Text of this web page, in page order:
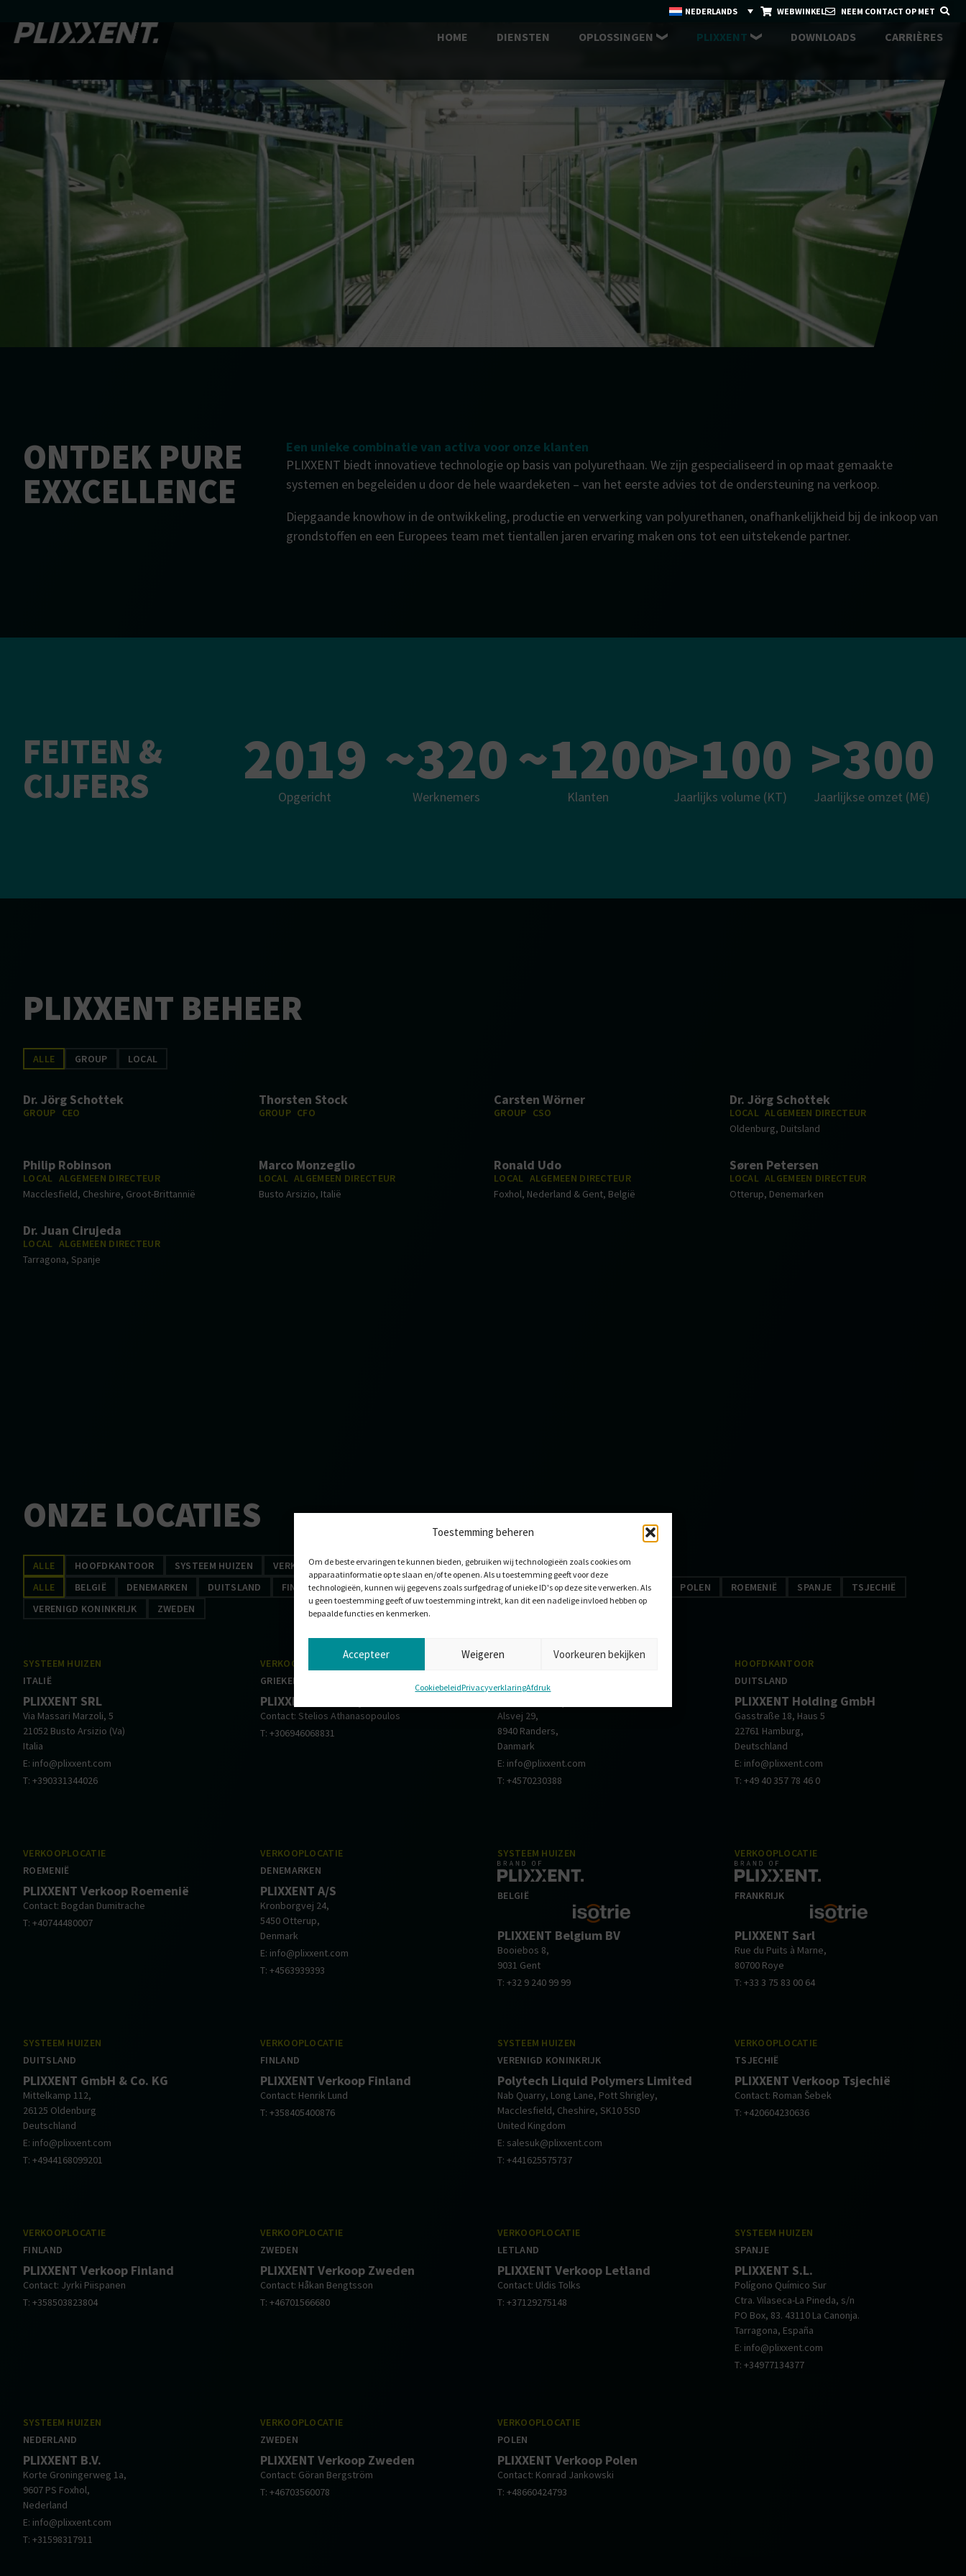
Toestemming beheren
Om de beste ervaringen te kunnen bieden, gebruiken wij technologieën zoals cookies om
apparaatinformatie op te slaan en/of te openen. Als u toestemming geeft voor deze
technologieën, kunnen wij gegevens zoals surfgedrag of unieke ID's op deze site verwerken. Als
u geen toestemming geeft of uw toestemming intrekt, kan dit een nadelige invloed hebben op
bepaalde functies en kenmerken.
Accepteer Weigeren Voorkeuren bekijken
CookiebeleidPrivacyverklaringAfdruk
NEDERLANDS WEBWINKEL NEEM CONTACT OP MET
HOME DIENSTEN OPLOSSINGEN PLIXXENT DOWNLOADS CARRIÈRES
ONTDEK PURE
EXXCELLENCE
Een unieke combinatie van activa voor onze klanten
PLIXXENT biedt innovatieve technologie op basis van polyurethaan. We zijn gespecialiseerd in op maat gemaakte
systemen en begeleiden u door de hele waardeketen – van het eerste advies tot de ondersteuning na verkoop.
Diepgaande knowhow in de ontwikkeling, productie en verwerking van polyurethanen, onafhankelijkheid bij de inkoop van
grondstoffen en een Europees team met tientallen jaren ervaring maken ons tot een uitstekende partner.
FEITEN &
CIJFERS
Opgericht
2019
Werknemers
~320
Klanten
~1200
Jaarlijks volume (KT)
>100
Jaarlijkse omzet (M€)
>300
PLIXXENT BEHEER
GROUP LOCAL
ALLE
Dr. Jörg Schottek
GROUP CEO
Thorsten Stock
GROUP CFO
Carsten Wörner
GROUP CSO
Dr. Jörg Schottek
LOCAL ALGEMEEN DIRECTEUR
Oldenburg, Duitsland
Philip Robinson
LOCAL ALGEMEEN DIRECTEUR
Macclesfield, Cheshire, Groot-Brittannië
Marco Monzeglio
LOCAL ALGEMEEN DIRECTEUR
Busto Arsizio, Italië
Ronald Udo
LOCAL ALGEMEEN DIRECTEUR
Foxhol, Nederland & Gent, België
Søren Petersen
LOCAL ALGEMEEN DIRECTEUR
Otterup, Denemarken
Dr. Juan Cirujeda
LOCAL ALGEMEEN DIRECTEUR
Tarragona, Spanje
ONZE LOCATIES
HOOFDKANTOOR SYSTEEM HUIZEN VERKOOPLOCATIE
ALLE
BELGIË
DENEMARKEN DUITSLAND FINLAND FRANKRIJK GRIEKENLAND ITALIË LETLAND NEDERLAND POLEN ROEMENIË SPANJE
TSJECHIË
VERENIGD KONINKRIJK
ZWEDEN
ALLE
SYSTEEM HUIZEN
ITALIË
PLIXXENT SRL
Via Massari Marzoli, 5
21052 Busto Arsizio (Va)
Italia
E: info@plixxent.com
T: +390331344026
VERKOOPLOCATIE
GRIEKENLAND
PLIXXENT Verkoop Griekenland
Contact: Stelios Athanasopoulos
T: +306946068831
Alsvej 29,
8940 Randers,
Danmark
E: info@plixxent.com
T: +4570230388
HOOFDKANTOOR
DUITSLAND
PLIXXENT Holding GmbH
Gasstraße 18, Haus 5
22761 Hamburg,
Deutschland
E: info@plixxent.com
T: +49 40 357 78 46 0
VERKOOPLOCATIE
ROEMENIË
PLIXXENT Verkoop Roemenië
Contact: Bogdan Dumitrache
T: +40744480007
VERKOOPLOCATIE
DENEMARKEN
PLIXXENT A/S
Kronborgvej 24,
5450 Otterup,
Denmark
E: info@plixxent.com
T: +4563939393
SYSTEEM HUIZEN
BELGIË
PLIXXENT Belgium BV
Booiebos 8,
9031 Gent
T: +32 9 240 99 99
VERKOOPLOCATIE
FRANKRIJK
PLIXXENT Sarl
Rue du Puits à Marne,
80700 Roye
T: +33 3 75 83 00 64
SYSTEEM HUIZEN
DUITSLAND
PLIXXENT GmbH & Co. KG
Mittelkamp 112,
26125 Oldenburg
Deutschland
E: info@plixxent.com
T: +4944168099201
VERKOOPLOCATIE
FINLAND
PLIXXENT Verkoop Finland
Contact: Henrik Lund
T: +358405400876
SYSTEEM HUIZEN
VERENIGD KONINKRIJK
Polytech Liquid Polymers Limited
Nab Quarry, Long Lane, Pott Shrigley,
Macclesfield, Cheshire, SK10 5SD
United Kingdom
E: salesuk@plixxent.com
T: +441625575737
VERKOOPLOCATIE
TSJECHIË
PLIXXENT Verkoop Tsjechië
Contact: Roman Šebek
T: +420604230636
VERKOOPLOCATIE
FINLAND
PLIXXENT Verkoop Finland
Contact: Jyrki Piispanen
T: +358503823804
VERKOOPLOCATIE
ZWEDEN
PLIXXENT Verkoop Zweden
Contact: Håkan Bengtsson
T: +46701566680
VERKOOPLOCATIE
LETLAND
PLIXXENT Verkoop Letland
Contact: Uldis Tolks
T: +37129275148
SYSTEEM HUIZEN
SPANJE
PLIXXENT S.L.
Polígono Químico Sur
Ctra. Vilaseca-La Pineda, s/n
PO Box, 83. 43110 La Canonja.
Tarragona, España
E: info@plixxent.com
T: +34977134377
SYSTEEM HUIZEN
NEDERLAND
PLIXXENT B.V.
Korte Groningerweg 1a,
9607 PS Foxhol,
Nederland
E: info@plixxent.com
T: +31598317911
VERKOOPLOCATIE
ZWEDEN
PLIXXENT Verkoop Zweden
Contact: Göran Bergström
T: +46703560078
VERKOOPLOCATIE
POLEN
PLIXXENT Verkoop Polen
Contact: Konrad Jankowski
T: +48660424793